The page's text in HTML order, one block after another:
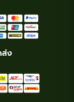
ส่ง